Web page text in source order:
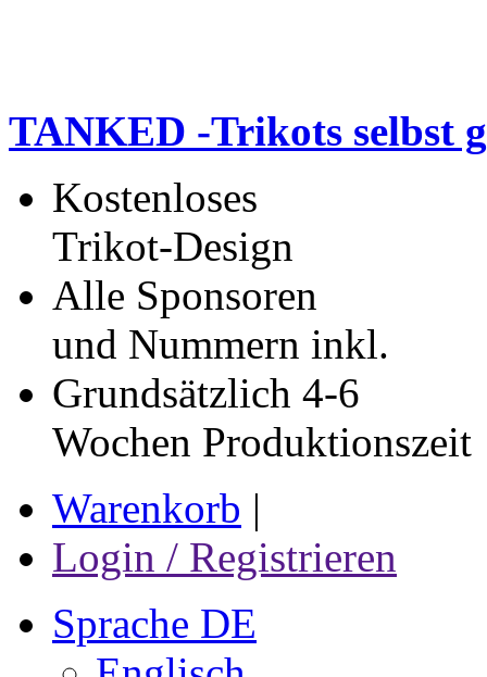
TANKED -Trikots selbst
Kostenloses
Trikot-Design
Alle Sponsoren
und Nummern inkl.
Grundsätzlich 4-6
Wochen Produktionszeit
Warenkorb |
Login / Registrieren
Sprache DE